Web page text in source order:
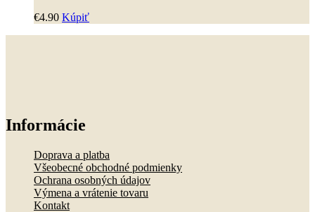
€4.90 Kúpiť
Informácie
Doprava a platba
Všeobecné obchodné podmienky
Ochrana osobných údajov
Výmena a vrátenie tovaru
Kontakt